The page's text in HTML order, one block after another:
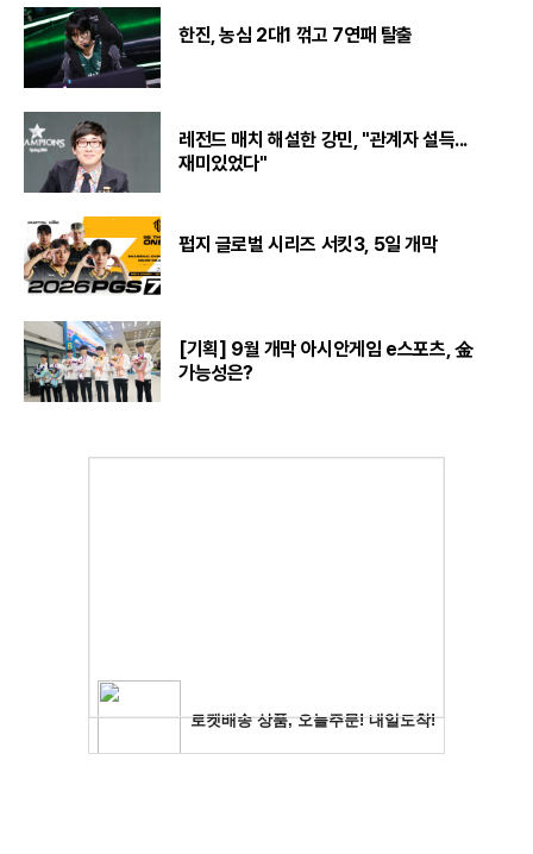
한진, 농심 2대1 꺾고 7연패 탈출
레전드 매치 해설한 강민, "관계자 설득...
재미있었다"
펍지 글로벌 시리즈 서킷3, 5일 개막
[기획] 9월 개막 아시안게임 e스포츠, 金
가능성은?